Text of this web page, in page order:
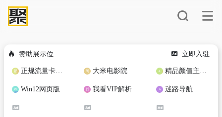
赞助展示位 立即入驻
正规流量卡免费加盟合作 大米电影院 精品颜值主播定制
Win12网页版 我看VIP解析 迷路导航